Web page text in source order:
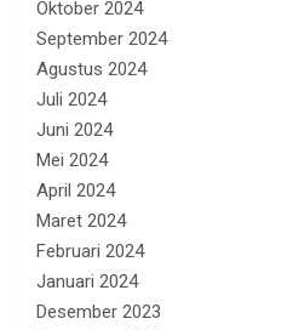
Oktober 2024
September 2024
Agustus 2024
Juli 2024
Juni 2024
Mei 2024
April 2024
Maret 2024
Februari 2024
Januari 2024
Desember 2023